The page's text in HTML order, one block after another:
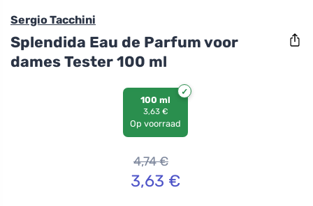
Sergio Tacchini
Splendida Eau de Parfum voor
dames Tester 100 ml
100 ml
3,63 €
Op voorraad
4,74€
3,63 €